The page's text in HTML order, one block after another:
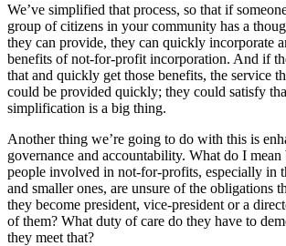
We’ve simplified that process, so that if
group of citizens in your community has a
they can provide, they can quickly incorporate
benefits of not-for-profit incorporation. And if
that and quickly get those benefits, the service
could be provided quickly; they could satisfy
simplification is a big thing.
Another thing we’re going to do with this is
governance and accountability. What do I
people involved in not-for-profits, especially in
and smaller ones, are unsure of the obligations
they become president, vice-president or a
of them? What duty of care do they have to
they meet that?